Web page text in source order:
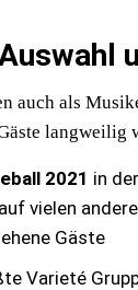
auch als
langweilig
2021 in
vielen
Gäste
Varieté